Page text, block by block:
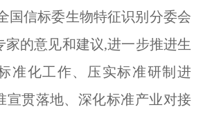
国信标委生物特征识别分委会
家的意见和建议,进一步推进生
准化工作、压实标准研制进
宣贯落地、深化标准产业对接